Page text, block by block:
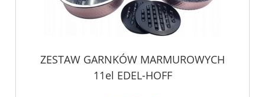
ZESTAW GARNKÓW MARMUROWYCH
11el EDEL-HOFF